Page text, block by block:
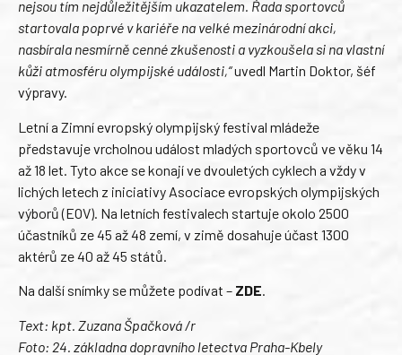
nejsou tím nejdůležitějším ukazatelem. Řada sportovců
startovala poprvé v kariéře na velké mezinárodní akci,
nasbírala nesmírně cenné zkušenosti a vyzkoušela si na vlastní
kůži atmosféru olympijské události,“uvedl Martin Doktor, šéf
výpravy.
Letní a Zimní evropský olympijský festival mládeže
představuje vrcholnou událost mladých sportovců ve věku 14
až 18 let. Tyto akce se konají ve dvouletých cyklech a vždy v
lichých letech z iniciativy Asociace evropských olympijských
výborů (EOV). Na letních festivalech startuje okolo 2500
účastníků ze 45 až 48 zemí, v zimě dosahuje účast 1300
aktérů ze 40 až 45 států.
Na další snímky se můžete podívat – ZDE.
Text: kpt. Zuzana Špačková /r
Foto: 24. základna dopravního letectva Praha-Kbely